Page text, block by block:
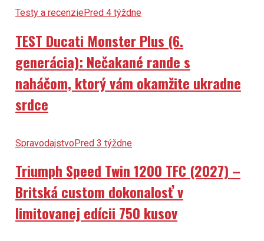
Testy a recenziePred 4 týždne
TEST Ducati Monster Plus (6.
generácia): Nečakané rande s
naháčom, ktorý vám okamžite ukradne
srdce
SpravodajstvoPred 3 týždne
Triumph Speed Twin 1200 TFC (2027) –
Britská custom dokonalosť v
limitovanej edícii 750 kusov